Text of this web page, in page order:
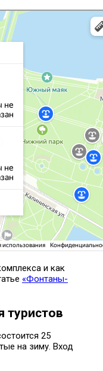
и как
«Фонтаны-
туристов
25
на зиму. Вход